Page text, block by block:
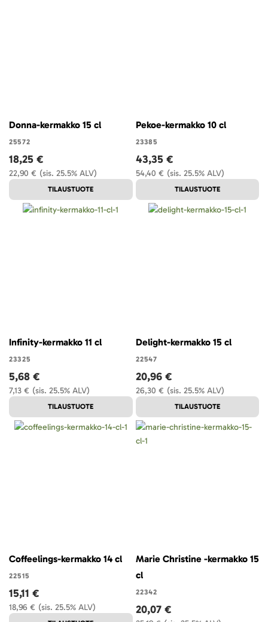
Donna-kermakko 15 cl
25572
(sis. 25.5% ALV)
22,90 €
18,25 €
TILAUSTUOTE
Pekoe-kermakko 10 cl
23385
(sis. 25.5% ALV)
54,40 €
43,35 €
TILAUSTUOTE
Infinity-kermakko 11 cl
23325
(sis. 25.5% ALV)
7,13 €
5,68 €
TILAUSTUOTE
Delight-kermakko 15 cl
22547
(sis. 25.5% ALV)
26,30 €
20,96 €
TILAUSTUOTE
Coffeelings-kermakko 14 cl
22515
(sis. 25.5% ALV)
18,96 €
15,11 €
Marie Christine -kermakko 15
cl
22342
20,07 €